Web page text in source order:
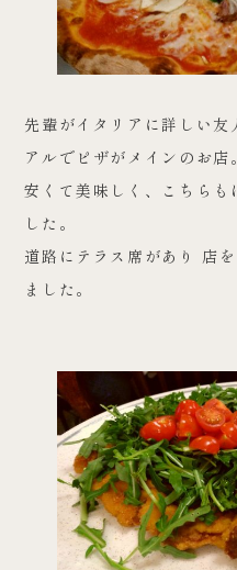
先輩がイタリアに詳しい友
アルでピザがメインのお店。
安くて美味しく、こちらも
した。
道路にテラス席があり 店
ました。